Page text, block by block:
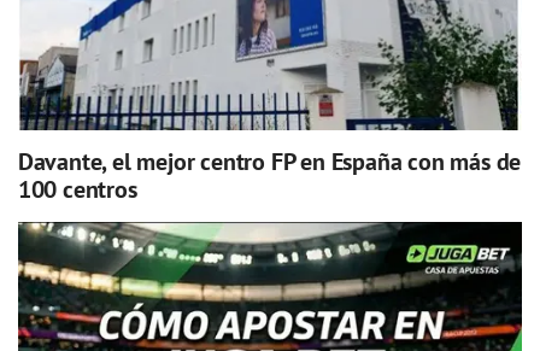
Davante, el mejor centro FP en España con más de
100 centros